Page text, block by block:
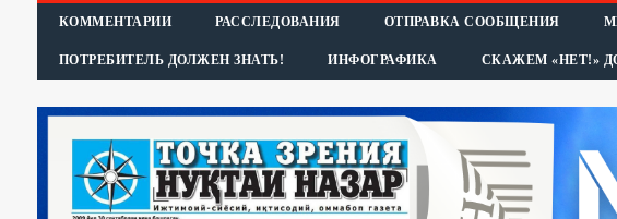
КОММЕНТАРИИ РАССЛЕДОВАНИЯ ОТПРАВКА СООБЩЕНИЯ
ПОТРЕБИТЕЛЬ ДОЛЖЕН ЗНАТЬ! ИНФОГРАФИКА СКАЖЕМ «НЕТ!»